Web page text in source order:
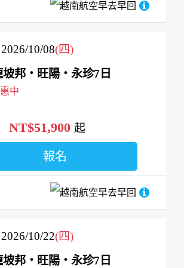
越南航空早去早回
2026/10/08(四)
坡邦‧旺陽‧永珍7日
中
越南航空早去早回
NT$51,900 起
報名
2026/10/22(四)
坡邦‧旺陽‧永珍7日